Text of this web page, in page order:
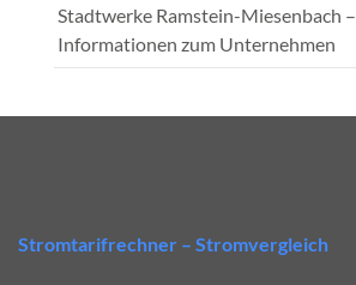
Stadtwerke Ramstein-Miesenbach –
Informationen zum Unternehmen
Stromtarifrechner – Stromvergleich